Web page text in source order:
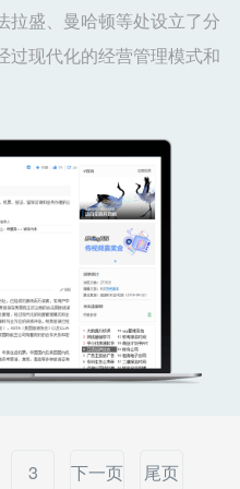
拉盛、曼哈顿等处设立了分
过现代化的经营管理模式和
3 下一页 尾页